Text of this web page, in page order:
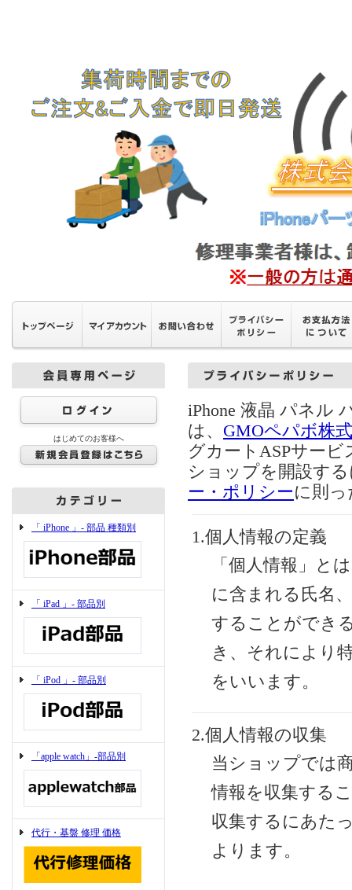
はじめてのお客様へ
「 iPhone 」- 部品 種類別
「 iPad 」- 部品別
「 iPod 」- 部品別
「apple watch」-部品別
代行・基盤 修理 価格
iPhone 液晶 パネル
は、 GMOペパボ株
グカートASPサー
ショップを開設す
ー・ポリシーに則
1.個人情報の定義
「個人情報」と
に含まれる氏名
することができ
き、それにより
をいいます。
2.個人情報の収集
当ショップでは
情報を収集する
収集するにあた
よります。